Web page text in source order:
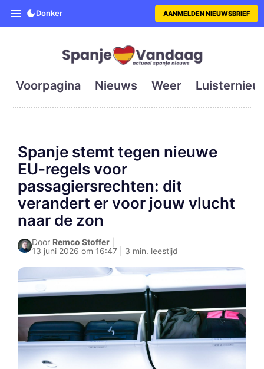
SpanjeVandaag is de eerste
Donker AANMELDEN NIEUWSBRIEF
Voorpagina Nieuws Weer
Spanje stemt tegen nieuwe
EU-regels voor
passagiersrechten: dit
verandert er voor jouw vlucht
naar de zon
Door Remco Stoffer
13 juni 2026 om 16:47 | 3 min. leestijd